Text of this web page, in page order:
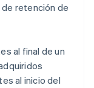
de retención de
al final de un
al inicio del